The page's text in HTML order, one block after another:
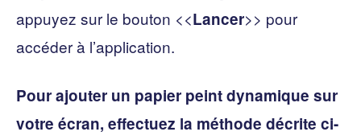
appuyez sur le bouton <<Lancer>> pour
accéder à l’application.
Pour ajouter un papier peint dynamique sur
votre écran, effectuez la méthode décrite ci-